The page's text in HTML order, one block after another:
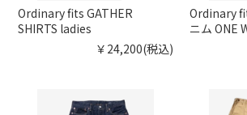
Ordinary fits GATHER
SHIRTS ladies
￥24,200(税込)
Ordinary
ニム ONE